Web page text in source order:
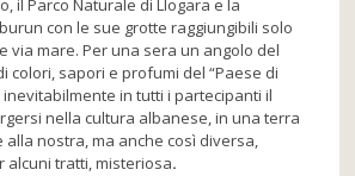
il Parco Naturale di Llogara e la
con le sue grotte raggiungibili solo
via mare. Per una sera un angolo del
colori, sapori e profumi del “Paese di
in tutti i partecipanti il
nella cultura albanese, in una terra
alla nostra, ma anche così diversa,
alcuni tratti, misteriosa.